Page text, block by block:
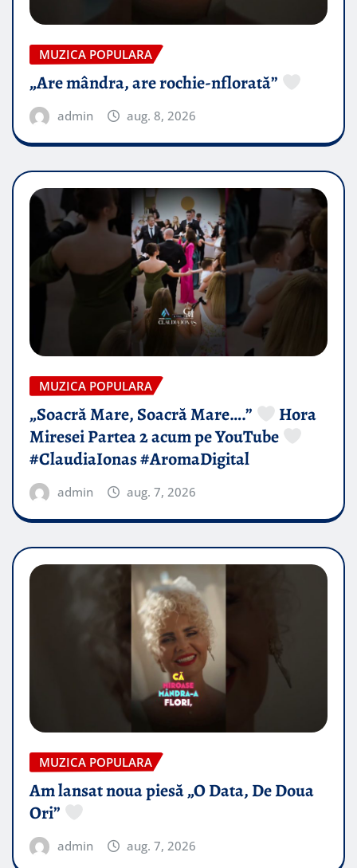
MUZICA POPULARA
„Are mândra, are rochie-nflorată”
admin aug. 8, 2026
MUZICA POPULARA
„Soacră Mare, Soacră Mare….”
Hora
Miresei Partea 2 acum pe YouTube
#ClaudiaIonas #AromaDigital
admin aug. 7, 2026
MUZICA POPULARA
Am lansat noua piesă „O Data, De Doua
Ori”
admin aug. 7, 2026